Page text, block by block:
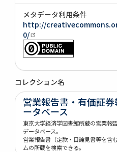
メタデータ利用条件
http://
0/
コレクション名
営業報告書・有価証
ータベース
東京大学経済学図書館所蔵の営業報
データベース。
営業報告書（定款・目論見書等を含
ムの所蔵を検索できる。